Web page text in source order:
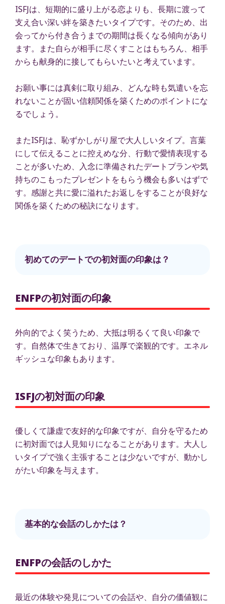
ISFJは、短期的に盛り上がる恋よりも、長期に渡って
支え合い深い絆を築きたいタイプです。そのため、出
会ってから付き合うまでの期間は長くなる傾向があり
ます。また自らが相手に尽くすことはもちろん、相手
からも献身的に接してもらいたいと考えています。
お願い事には真剣に取り組み、どんな時も気遣いを忘
れないことが固い信頼関係を築くためのポイントにな
るでしょう。
またISFJは、恥ずかしがり屋で大人しいタイプ。言葉
にして伝えることに控えめな分、行動で愛情表現する
ことが多いため、入念に準備されたデートプランや気
持ちのこもったプレゼントをもらう機会も多いはずで
す。感謝と共に愛に溢れたお返しをすることが良好な
関係を築くための秘訣になります。
初めてのデートでの初対面の印象は？
ENFPの初対面の印象
外向的でよく笑うため、大抵は明るくて良い印象で
す。自然体で生きており、温厚で楽観的です。エネル
ギッシュな印象もあります。
ISFJの初対面の印象
優しくて謙虚で友好的な印象ですが、自分を守るため
に初対面では人見知りになることがあります。大人し
いタイプで強く主張することは少ないですが、動かし
がたい印象を与えます。
基本的な会話のしかたは？
ENFPの会話のしかた
最近の体験や発見についての会話や、自分の価値観に